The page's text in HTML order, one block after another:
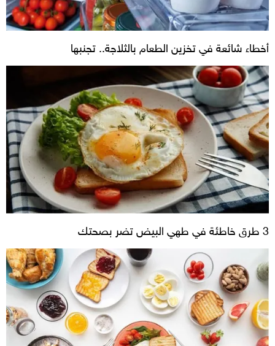
أخطاء شائعة في تخزين الطعام بالثلاجة.. تجنبها
3 طرق خاطئة في طهي البيض تضر بصحتك